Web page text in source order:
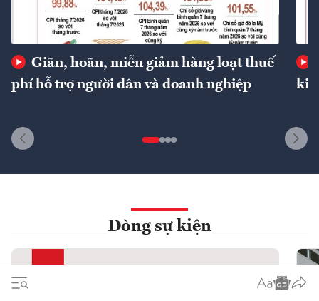
Giãn, hoãn, miễn giảm hàng loạt thuế
phí hỗ trợ người dân và doanh nghiệp
Dòng sự kiện